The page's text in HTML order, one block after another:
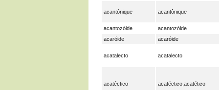
acantónique acantônique
acantozóide
acantozóide
acaróide
acaróide
acatalecto acatalecto
acatéctico acatéctico,acatético